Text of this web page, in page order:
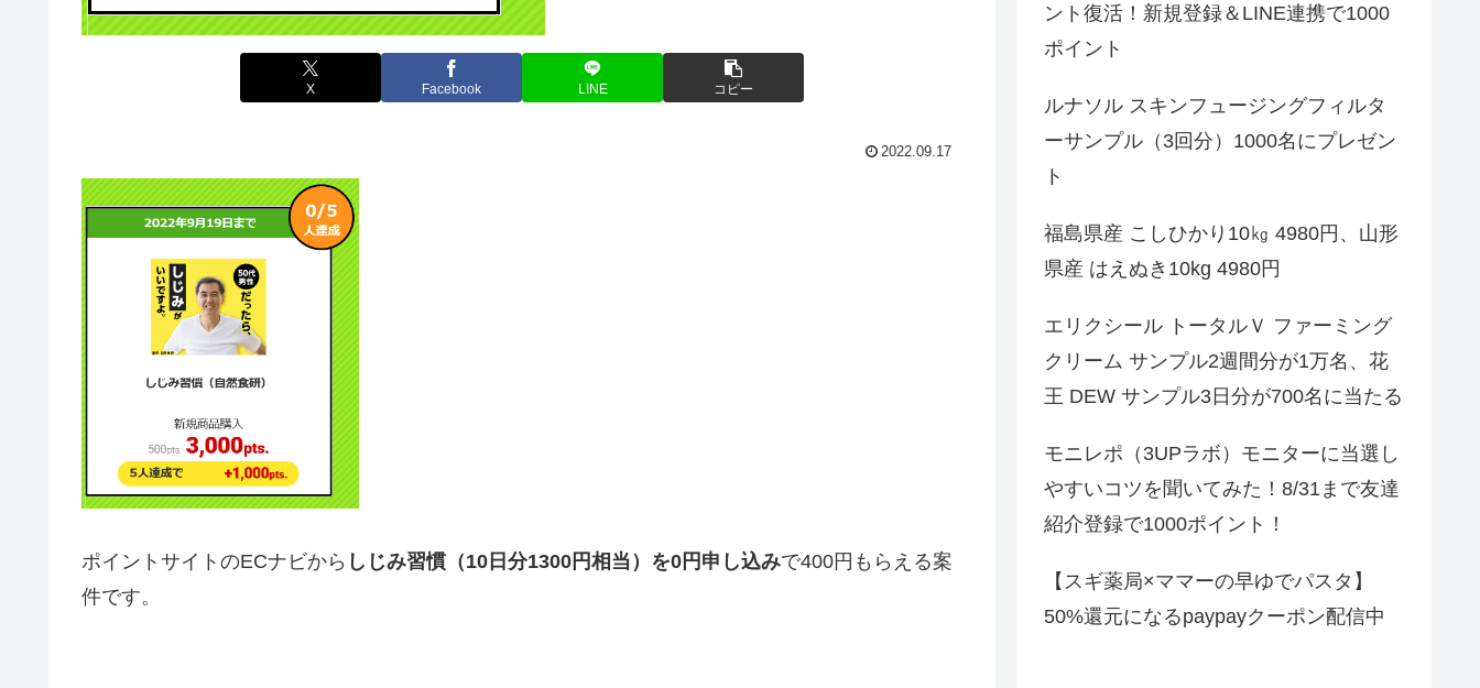
X Facebook LINE コピー
2022.09.17
ポイントサイトのECナビから しじみ習慣 （10日分1300円相当）を0円 申し込みで400円もらえる案
件です。
ント復活！新規登録＆LINE連携で1000
ポイント
ルナソル スキンフュージングフィルタ
ーサンプル（3回分）1000名にプレゼン
ト
福島県産 こしひかり10㎏ 4980円、山形
県産 はえぬき10kg 4980円
エリクシール トータルＶ ファーミング
クリーム サンプル2週間分が1万名、花
王 DEW サンプル3日分が700名に当たる
モニレポ（3UPラボ）モニターに当選し
やすいコツを聞いてみた！8/31まで友達
紹介登録で1000ポイント！
【スギ薬局×ママーの早ゆでパスタ】
50%還元になるpaypayクーポン配信中